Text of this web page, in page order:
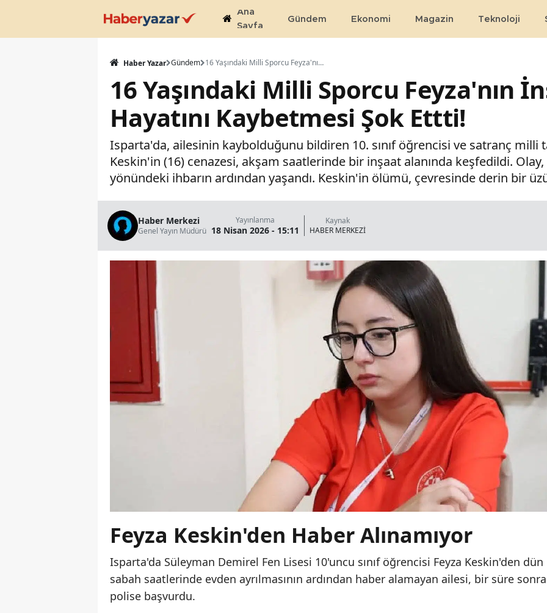
Ana
Sayfa
Gündem Ekonomi Magazin Teknoloji
Haber Yazar Gündem 16 Yaşındaki Milli Sporcu Feyza'nın İnşaat Alanında Hayatını Kaybetmesi Şok Ettti!
16 Yaşındaki Milli Sporcu Feyza'nın
Hayatını Kaybetmesi Şok Ettti!
Isparta'da, ailesinin kaybolduğunu bildiren 10. sınıf öğrencisi ve satranç milli
Keskin'in (16) cenazesi, akşam saatlerinde bir inşaat alanında keşfedildi.
yönündeki ihbarın ardından yaşandı. Keskin'in ölümü, çevresinde derin bir
Haber Merkezi
Genel Yayın Müdürü
Yayınlanma
18 Nisan 2026 - 15:11
Kaynak
HABER MERKEZİ
Feyza Keskin'den Haber Alınamıyor
Isparta'da Süleyman Demirel Fen Lisesi 10'uncu sınıf öğrencisi Feyza Keskin'den dün
sabah saatlerinde evden ayrılmasının ardından haber alamayan ailesi, bir süre sonra
polise başvurdu.